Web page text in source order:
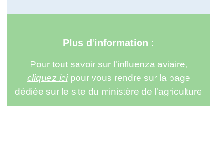
Plus d'information :
Pour tout savoir sur l'influenza aviaire,
cliquez icipour vous rendre sur la page
dédiée sur le site du ministère de l'agriculture